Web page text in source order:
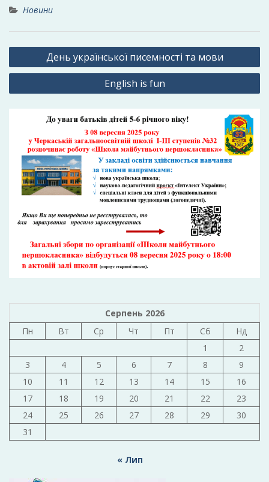
Новини
Навігація
записів
День української писемності та мови
English is fun
Серпень 2026
Пн
Вт Ср Чт Пт Сб
Нд
1
2
3
4 5 6 7 8
9
10
11 12 13 14 15
16
17
18 19 20 21 22
23
24
25 26 27 28 29
30
31
« Лип